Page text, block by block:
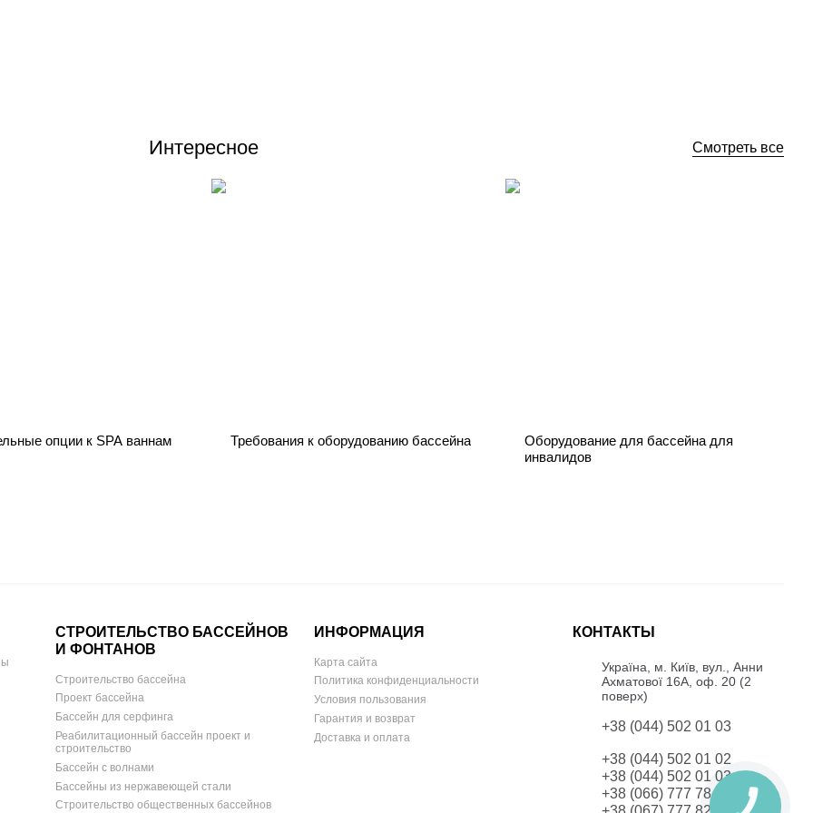
Интересное Смотреть все
опции к SPA ваннам
Требования к оборудованию бассейна
Оборудование для бассейна для
инвалидов
СТРОИТЕЛЬСТВО БАССЕЙНОВ
И ФОНТАНОВ
Строительство бассейна
Проект бассейна
Бассейн для серфинга
Реабилитационный бассейн проект и
строительство
Бассейн с волнами
Бассейны из нержавеющей стали
Строительство общественных бассейнов
ИНФОРМАЦИЯ
Карта сайта
Политика конфиденциальности
Условия пользования
Гарантия и возврат
Доставка и оплата
КОНТАКТЫ
Українa, м. Київ, вул., Анни
Ахматової 16А, оф. 20 (2
поверх)
+38 (044) 502 01 03
+38 (044) 502 01 02
+38 (044) 502 01 03
+38 (066) 777 78 42